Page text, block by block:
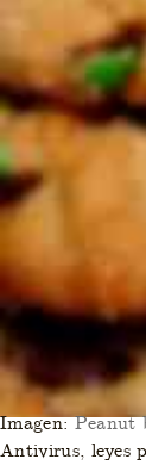
Imagen:Peanut
Antivirus, leyes